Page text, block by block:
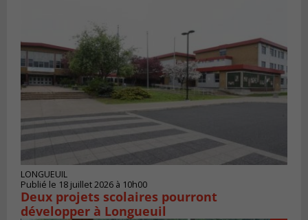
LONGUEUIL
Publié le 18 juillet 2026 à 10h00
Deux projets scolaires pourront
développer à Longueuil